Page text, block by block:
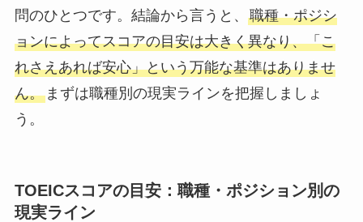
問のひとつです。結論から言うと、 職種・ポジシ
ョンによってスコアの目安は大きく異なり、「こ
れさえあれば安心」という万能な基準はありませ
ん。まずは職種別の現実ラインを把握しましょ
う。
TOEICスコアの目安：職種・ポジション別の
現実ライン